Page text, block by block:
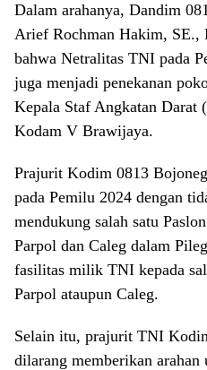
Dalam arahanya, Dandim
Arief Rochman Hakim, SE.,
bahwa Netralitas TNI pada
juga menjadi penekanan
Kepala Staf Angkatan Darat
Kodam V Brawijaya.
Prajurit Kodim 0813
pada Pemilu 2024 dengan
mendukung salah satu
Parpol dan Caleg dalam
fasilitas milik TNI kepada
Parpol ataupun Caleg.
Selain itu, prajurit TNI
dilarang memberikan